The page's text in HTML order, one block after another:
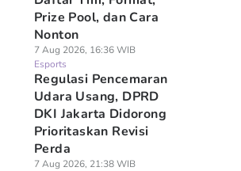
Prize Pool, dan Cara
Nonton
7 Aug 2026, 16:36 WIB
Esports
Regulasi Pencemaran
Udara Usang, DPRD
DKI Jakarta Didorong
Prioritaskan Revisi
Perda
7 Aug 2026, 21:38 WIB